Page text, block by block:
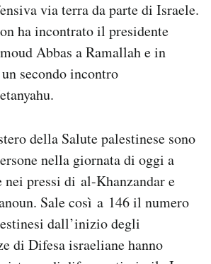
via terra da parte di Israele.
ha incontrato il presidente
Abbas a Ramallah e in
secondo incontro
della Salute palestinese sono
nella giornata di oggi a
nei pressi di al-Khanzandar e
Sale così a 146 il numero
dall’inizio degli
di Difesa israeliane hanno